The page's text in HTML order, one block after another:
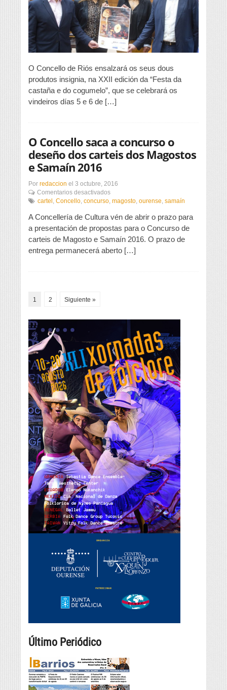
insignia,
a
castaña
e
o
cogumelo
O Concello de Riós ensalzará os seus dous
produtos insignia, na XXII edición da “Festa da
castaña e do cogumelo”, que se celebrará os
vindeiros días 5 e 6 de […]
O Concello saca a concurso o
deseño dos carteis dos Magostos
e Samaín 2016
Por redaccion el 3 octubre, 2016
Comentarios desactivadosen
O
saca
a
concurso
o
deseño
cartel , Concello, concurso, magosto, ourense, samaín
A Concellería de Cultura vén de abrir o prazo para
a presentación de propostas para o Concurso de
carteis de Magosto e Samaín 2016. O prazo de
entrega permanecerá aberto […]
1 2 Siguiente »
Último Periódico